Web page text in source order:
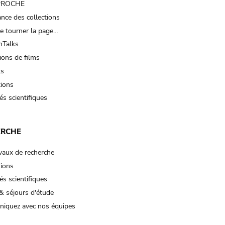
des collections
tourner la page…
de films
scientifiques
de recherche
scientifiques
séjours d'étude
avec nos équipes